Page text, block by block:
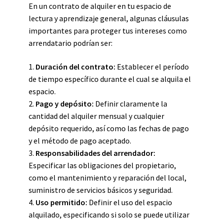
En un contrato de alquiler en tu espacio de
lectura y aprendizaje general, algunas cláusulas
importantes para proteger tus intereses como
arrendatario podrían ser:
1. Duración del contrato: Establecer el período
de tiempo específico durante el cual se alquila el
espacio.
2. Pago y depósito: Definir claramente la
cantidad del alquiler mensual y cualquier
depósito requerido, así como las fechas de pago
y el método de pago aceptado.
3. Responsabilidades del arrendador:
Especificar las obligaciones del propietario,
como el mantenimiento y reparación del local,
suministro de servicios básicos y seguridad.
4. Uso permitido: Definir el uso del espacio
alquilado, especificando si solo se puede utilizar